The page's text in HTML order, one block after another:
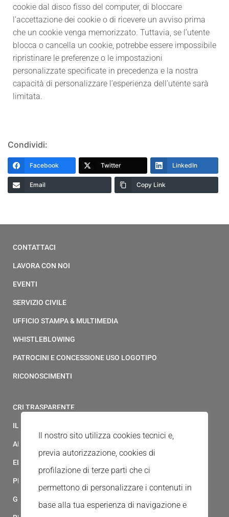
cookie dal disco fisso del computer, di bloccare
l’accettazione dei cookie o di ricevere un avviso prima
che un cookie venga memorizzato. Tuttavia, se l’utente
blocca o cancella un cookie, potrebbe essere impossibile
ripristinare le preferenze o le impostazioni
personalizzate specificate in precedenza e la nostra
capacità di personalizzare l’esperienza dell’utente sarà
limitata.
Condividi:
Facebook Twitter LinkedIn
Email Copy Link
CONTATTACI
LAVORA CON NOI
EVENTI
SERVIZIO CIVILE
UFFICIO STAMPA & MULTIMEDIA
WHISTLEBLOWING
PATROCINI E CONCESSIONE USO LOGOTIPO
RICONOSCIMENTI
CRI TRASPARENTE
IL MODELLO 231 DELLA CROCE ROSSA ITALIANA
ALBO FORNITORI
ELENCO AVVOCATI
PRIVACY
GESTIONALE GAIA
Il nostro sito utilizza cookies tecnici e,
previa autorizzazione, cookies di
profilazione di terze parti che ci
permettono di personalizzare i contenuti in
base alla tua esperienza di navigazione e